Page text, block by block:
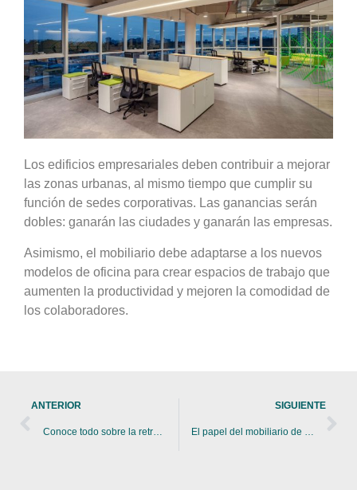
Los edificios empresariales deben contribuir a mejorar
las zonas urbanas, al mismo tiempo que cumplir su
función de sedes corporativas. Las ganancias serán
dobles: ganarán las ciudades y ganarán las empresas.
Asimismo, el mobiliario debe adaptarse a los nuevos
modelos de oficina para crear espacios de trabajo que
aumenten la productividad y mejoren la comodidad de
los colaboradores.
ANTERIOR
Conoce todo sobre la retroalimentación laboral
SIGUIENTE
El papel del mobiliario de hospitales en la salud y el bienestar